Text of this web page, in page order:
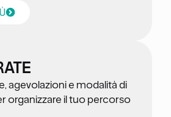
agevolazioni e modalità di
organizzare il tuo percorso